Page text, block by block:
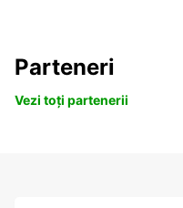
Parteneri
Vezi toți partenerii